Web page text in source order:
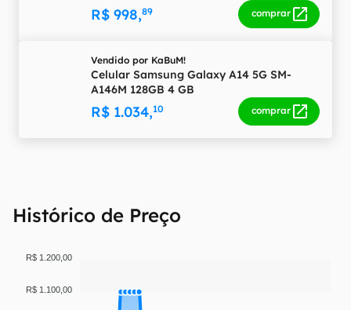
R$ 998,89 comprar
Vendido por KaBuM!
Celular Samsung Galaxy A14 5G SM-
A146M 128GB 4 GB
R$ 1.034,10 comprar
Histórico de Preço
R$ 1.200,00
R$ 1.100,00